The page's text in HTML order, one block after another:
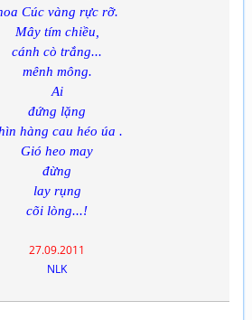
Cúc vàng rực rỡ.
Mây tím chiều,
cánh cò trắng...
mênh mông.
Ai
đứng lặng
hàng cau héo úa .
Gió heo may
đừng
lay rụng
cõi lòng...!
27.09.2011
NLK